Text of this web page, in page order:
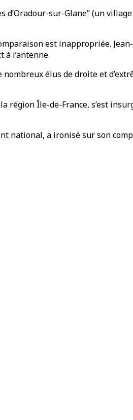
sur-Glane” (un
est inappropriée.
l’antenne.
élus de droite et
Île-de-France, s’est
a ironisé sur son